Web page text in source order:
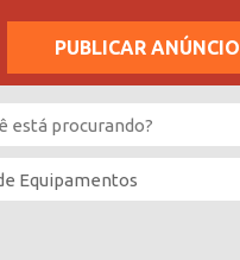
PUBLICAR ANÚNCIO